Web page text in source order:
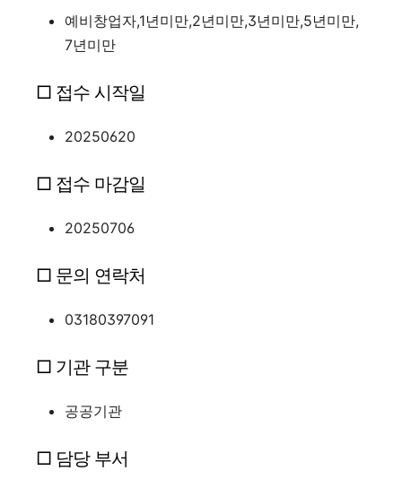
예비창업자,1년미만,2년미만,3년미만,5년미만,
7년미만
□ 접수 시작일
20250620
□ 접수 마감일
20250706
□ 문의 연락처
03180397091
□ 기관 구분
공공기관
□ 담당 부서